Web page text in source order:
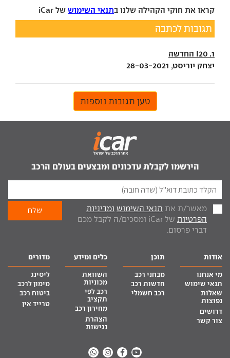
קראו את חוקי הקהילה שלנו בתנאי השימוש של iCar
תגובות לכתבה
1. I20 החדשה
יצחק יוריסט, 28-03-2021
טען תגובות נוספות
הירשמו לקבלת עדכונים ומבצעים בעולם הרכב
מאשר/ת את תנאי השימוש ומדיניות
הפרטיות
של iCar ומסכים/ה לקבל מכם
דברי פרסום.
אודות
מי אנחנו
תנאי שימוש
שאלות
נפוצות
דרושים
צור קשר
תוכן
מבחני רכב
חדשות רכב
רכב חשמלי
כלים ומידע
השוואת
מכוניות
רכב לפי
תקציב
מחירון רכב
הצהרת
נגישות
מדורים
ליסינג
מימון לרכב
ביטוח רכב
טרייד אין